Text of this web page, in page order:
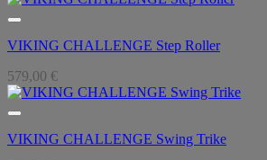
VIKING CHALLENGE Step Roller
579,00 €
VIKING CHALLENGE Swing Trike